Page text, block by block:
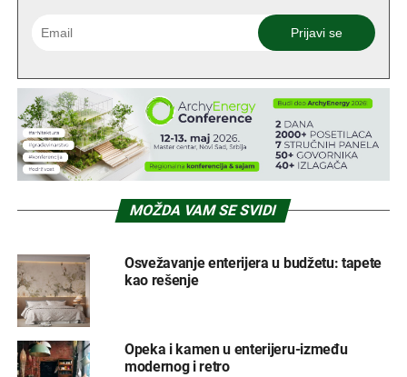
MOŽDA VAM SE SVIDI
Osvežavanje enterijera u budžetu: tapete
kao rešenje
Opeka i kamen u enterijeru-između
modernog i retro